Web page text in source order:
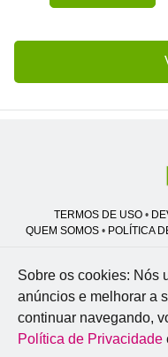
TERMOS DE USO•
QUEM SOMOS • POLÍTICA
Melo Flores |
Professor José Lourenço -
Sobre os cookies: Nós
anúncios e melhorar a
continuar navegando,
Política de Privacidade